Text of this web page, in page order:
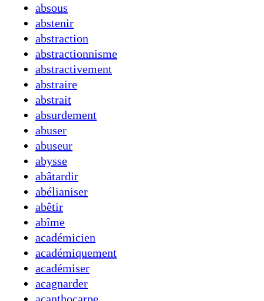
absous
abstenir
abstraction
abstractionnisme
abstractivement
abstraire
abstrait
absurdement
abuser
abuseur
abysse
abâtardir
abélianiser
abêtir
abîme
académicien
académiquement
académiser
acagnarder